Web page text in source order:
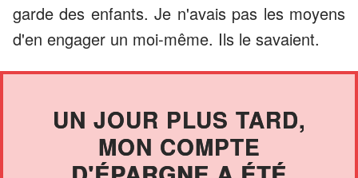
garde des enfants. Je n'avais pas les moyens
d'en engager un moi-même. Ils le savaient.
UN JOUR PLUS TARD,
MON COMPTE